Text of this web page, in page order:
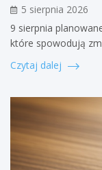
5 sierpnia 2026
9 sierpnia
które spowodują
Czytaj dalej